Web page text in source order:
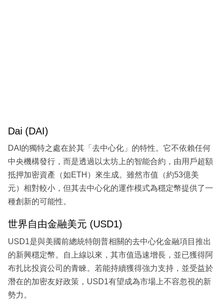
Dai (DAI)
DAI的獨特之處在於其「去中心化」的特性。它不依賴任何
中央機構發行，而是透過以太坊上的智能合約，由用戶超額
抵押加密資產（如ETH）來生成。雖然市值（約53億美
元）相對較小，但其去中心化的運作模式為穩定幣提供了一
種創新的可能性。
世界自由金融美元 (USD1)
USD1是與美國前總統特朗普相關的去中心化金融項目推出
的新興穩定幣。自上線以來，其市值迅速增長，並已獲得阿
布扎比投資公司的青睞。若能持續獲得強力支持，並受益於
潛在的加密友好政策，USD1有望成為市場上不容忽視的新
勢力。